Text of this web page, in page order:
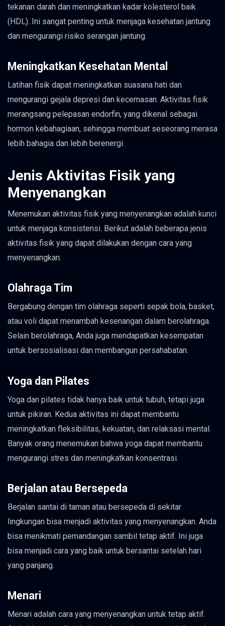
tekanan darah dan meningkatkan kadar kolesterol baik
(HDL). Ini sangat penting untuk menjaga kesehatan jantung
dan mengurangi risiko serangan jantung.
Meningkatkan Kesehatan Mental
Latihan fisik dapat meningkatkan suasana hati dan
mengurangi gejala depresi dan kecemasan. Aktivitas fisik
merangsang pelepasan endorfin, yang dikenal sebagai
hormon kebahagiaan, sehingga membuat seseorang merasa
lebih bahagia dan lebih berenergi.
Jenis Aktivitas Fisik yang
Menyenangkan
Menemukan aktivitas fisik yang menyenangkan adalah kunci
untuk menjaga konsistensi. Berikut adalah beberapa jenis
aktivitas fisik yang dapat dilakukan dengan cara yang
menyenangkan.
Olahraga Tim
Bergabung dengan tim olahraga seperti sepak bola, basket,
atau voli dapat menambah kesenangan dalam berolahraga.
Selain berolahraga, Anda juga mendapatkan kesempatan
untuk bersosialisasi dan membangun persahabatan.
Yoga dan Pilates
Yoga dan pilates tidak hanya baik untuk tubuh, tetapi juga
untuk pikiran. Kedua aktivitas ini dapat membantu
meningkatkan fleksibilitas, kekuatan, dan relaksasi mental.
Banyak orang menemukan bahwa yoga dapat membantu
mengurangi stres dan meningkatkan konsentrasi.
Berjalan atau Bersepeda
Berjalan santai di taman atau bersepeda di sekitar
lingkungan bisa menjadi aktivitas yang menyenangkan. Anda
bisa menikmati pemandangan sambil tetap aktif. Ini juga
bisa menjadi cara yang baik untuk bersantai setelah hari
yang panjang.
Menari
Menari adalah cara yang menyenangkan untuk tetap aktif.